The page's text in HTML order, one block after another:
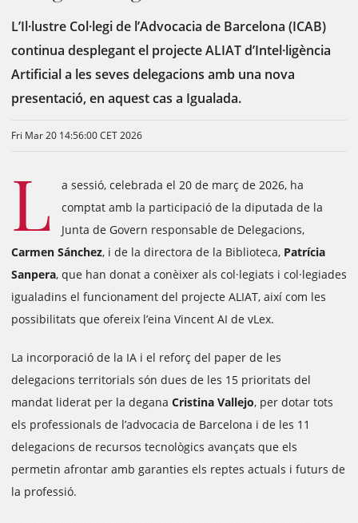
L’Il·lustre Col·legi de l’Advocacia de Barcelona (ICAB)
continua desplegant el projecte ALIAT d’Intel·ligència
Artificial a les seves delegacions amb una nova
presentació, en aquest cas a Igualada.
Fri Mar 20 14:56:00 CET 2026
L
a sessió, celebrada el 20 de març de 2026, ha
comptat amb la participació de la diputada de la
Junta de Govern responsable de Delegacions,
Carmen Sánchez, i de la directora de la Biblioteca, Patrícia
Sanpera, que han donat a conèixer als col·legiats i col·legiades
igualadins el funcionament del projecte ALIAT, així com les
possibilitats que ofereix l’eina Vincent AI de vLex.
La incorporació de la IA i el reforç del paper de les
delegacions territorials són dues de les 15 prioritats del
mandat liderat per la degana Cristina Vallejo, per dotar tots
els professionals de l’advocacia de Barcelona i de les 11
delegacions de recursos tecnològics avançats que els
permetin afrontar amb garanties els reptes actuals i futurs de
la professió.